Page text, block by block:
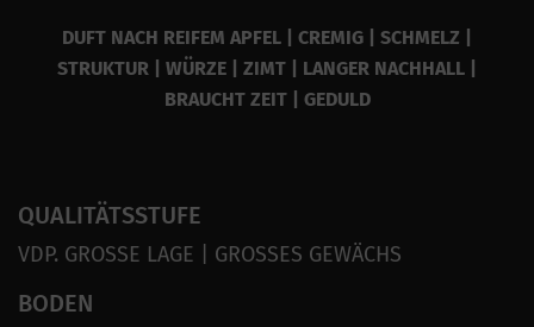
DUFT NACH REIFEM APFEL | CREMIG | SCHMELZ |
STRUKTUR | WÜRZE | ZIMT | LANGER NACHHALL |
BRAUCHT ZEIT | GEDULD
QUALITÄTSSTUFE
VDP. GROSSE LAGE | GROSSES GEWÄCHS
BODEN